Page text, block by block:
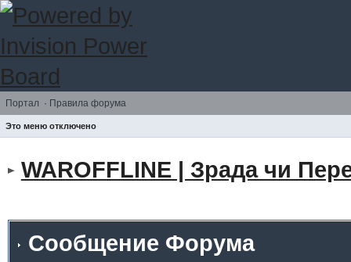
Портал · Правила форума
Это меню отключено
WAROFFLINE | Зрада чи
Сообщение Форума